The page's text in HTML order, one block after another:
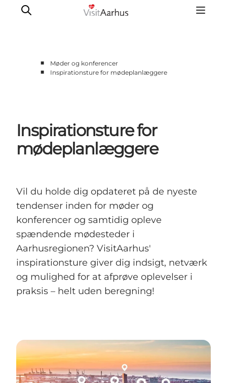
Inspirationsture
■
Møder og konferencer
■
Inspirationsture for mødeplanlæggere
Inspirationsture for
mødeplanlæggere
Vil du holde dig opdateret på de nyeste
tendenser inden for møder og
konferencer og samtidig opleve
spændende mødesteder i
Aarhusregionen? VisitAarhus'
inspirationsture giver dig indsigt, netværk
og mulighed for at afprøve oplevelser i
praksis – helt uden beregning!